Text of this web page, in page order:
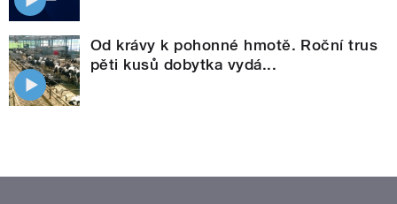
Od krávy k pohonné hmotě. Roční trus
pěti kusů dobytka vydá...